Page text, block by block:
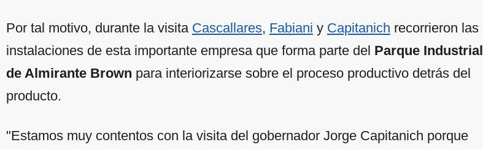
Por tal motivo, durante la visita Cascallares, Fabiani y Capitanich recorrieron las
instalaciones de esta importante empresa que forma parte del Parque Industrial
de Almirante Brown para interiorizarse sobre el proceso productivo detrás del
producto.
"Estamos muy contentos con la visita del gobernador Jorge Capitanich porque